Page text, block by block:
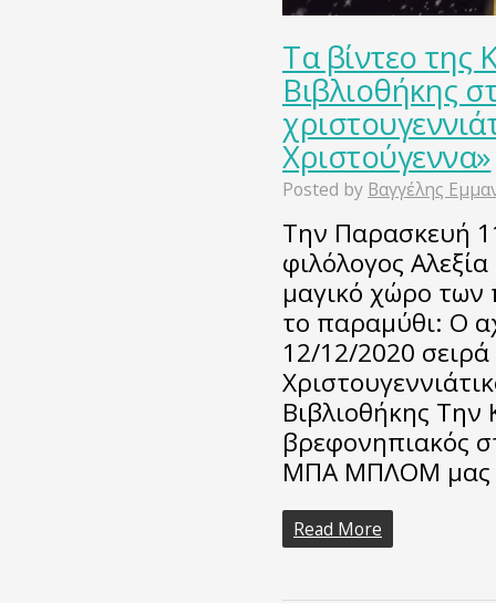
Τα βίντεο της
Βιβλιοθήκης
Χριστούγεννα»
Posted by Βαγγέλης
Την Παρασκευή
φιλόλογος
μαγικό χώρο
το παραμύθι: Ο
12/12/2020
Βιβλιοθήκης
βρεφονηπιακός
ΜΠΑ ΜΠΛΟΜ μας
Read More